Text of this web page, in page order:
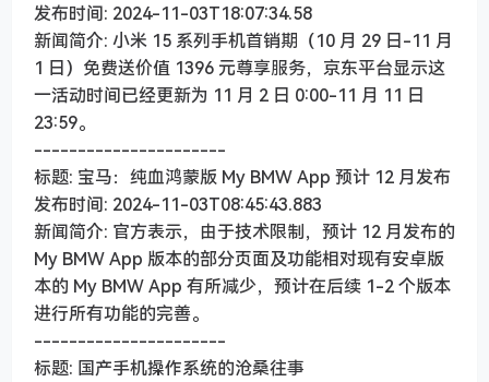
发布时间: 2024-11-03T18:07:34.58
新闻简介: 小米 15 系列手机首销期（10 月 29 日-11 月
1 日）免费送价值 1396 元尊享服务，京东平台显示这
一活动时间已经更新为 11 月 2 日 0:00-11 月 11 日
23:59。
----------------------
标题: 宝马：纯血鸿蒙版 My BMW App 预计 12 月发布
发布时间: 2024-11-03T08:45:43.883
新闻简介: 官方表示，由于技术限制，预计 12 月发布的
My BMW App 版本的部分页面及功能相对现有安卓版
本的 My BMW App 有所减少，预计在后续 1-2 个版本
进行所有功能的完善。
----------------------
标题: 国产手机操作系统的沧桑往事